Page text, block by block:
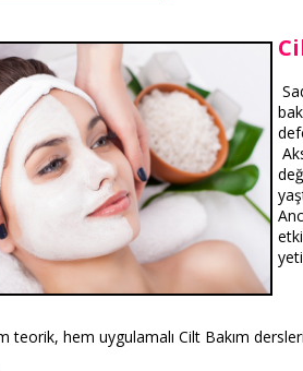
teorik, hem uygulamalı Cilt Bakım